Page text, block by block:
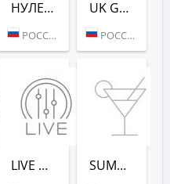
НУЛЕВЫХ (РАДИО РЕКОРД)
РОССИЯ (САНКТ-ПЕТЕРБУРГ)
UK GARAGE (РАДИО РЕКОРД)
РОССИЯ (МОСКВА)
LIVE DJ-SETS (РАДИО РЕКОРД) SUMMER DANCE (РАДИО РЕКОРД)